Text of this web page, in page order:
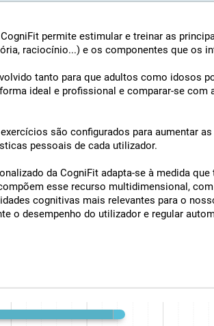
permite estimular e treinar as
raciocínio...) e os componentes que os
tanto para que adultos como idosos
ideal e profissional e comparar-se com
são configurados para aumentar as
pessoais de cada utilizador.
da CogniFit adapta-se à medida
esse recurso multidimensional,
cognitivas mais relevantes para o
o desempenho do utilizador e regular